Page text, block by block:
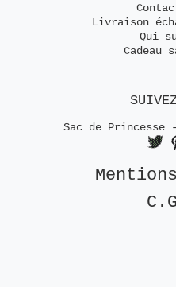
Livraison
Qui
Cadeau
Sac de Princesse